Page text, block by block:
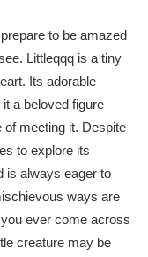
to be amazed
Littleqqq is a tiny
Its adorable
a beloved figure
meeting it. Despite
to explore its
is always eager to
ways are
ever come across
creature may be